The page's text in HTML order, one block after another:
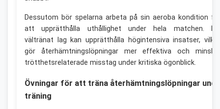
Dessutom bör spelarna arbeta på sin aeroba kondition
att upprätthålla uthållighet under hela matchen.
vältränat lag kan upprätthålla högintensiva insatser,
gör återhämtningslöpningar mer effektiva och
trötthetsrelaterade misstag under kritiska ögonblick.
Övningar för att träna återhämtningslöpningar
träning